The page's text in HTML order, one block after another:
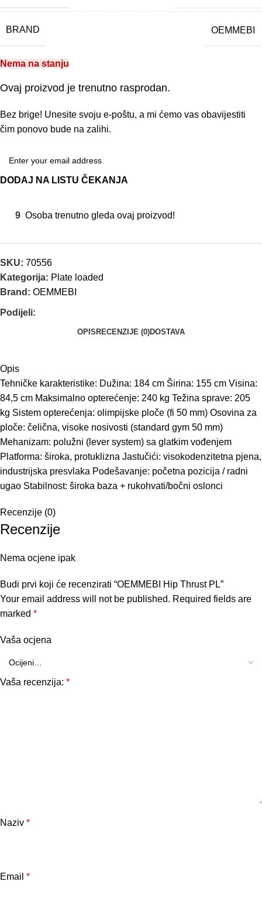
BRAND OEMMEBI
Nema na stanju
Ovaj proizvod je trenutno rasprodan.
Bez brige! Unesite svoju e-poštu, a mi ćemo vas obavijestiti
čim ponovo bude na zalihi.
DODAJ NA LISTU ČEKANJA
9 Osoba trenutno gleda ovaj proizvod!
SKU: 70556
Kategorija: Plate loaded
Brand: OEMMEBI
Podijeli:
OPIS RECENZIJE (0)DOSTAVA
Opis
Tehničke karakteristike: Dužina: 184 cm Širina: 155 cm Visina:
84,5 cm Maksimalno opterećenje: 240 kg Težina sprave: 205
kg Sistem opterećenja: olimpijske ploče (fi 50 mm) Osovina za
ploče: čelična, visoke nosivosti (standard gym 50 mm)
Mehanizam: polužni (lever system) sa glatkim vođenjem
Platforma: široka, protuklizna Jastučići: visokodenzitetna pjena,
industrijska presvlaka Podešavanje: početna pozicija / radni
ugao Stabilnost: široka baza + rukohvati/bočni oslonci
Recenzije (0)
Recenzije
Nema ocjene ipak
Budi prvi koji će recenzirati “OEMMEBI Hip Thrust PL”
Your email address will not be published. Required fields are
marked *
Vaša ocjena
Vaša recenzija: *
Naziv *
Email *